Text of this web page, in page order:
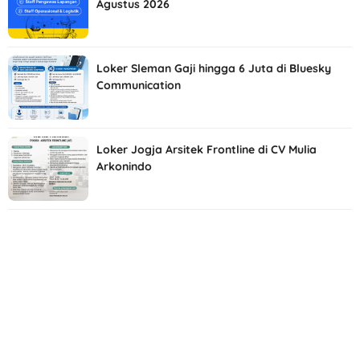
Agustus 2026
Loker Sleman Gaji hingga 6 Juta di Bluesky
Communication
Loker Jogja Arsitek Frontline di CV Mulia
Arkonindo